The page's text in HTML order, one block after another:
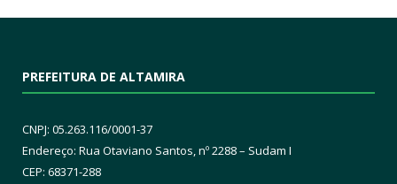
PREFEITURA DE ALTAMIRA
CNPJ: 05.263.116/0001-37
Endereço: Rua Otaviano Santos, nº 2288 – Sudam I
CEP: 68371-288